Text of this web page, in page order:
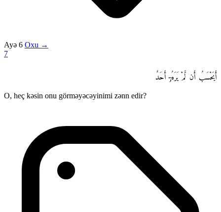
Ayə 6 Oxu →
7
أَيَحْسَبُ أَن لَّمْ يَرَهُۥٓ أَحَدٌ
O, heç kəsin onu görməyəcəyinimi zənn edir?